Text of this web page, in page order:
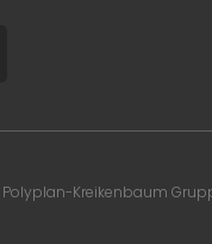
Kreikenbaum